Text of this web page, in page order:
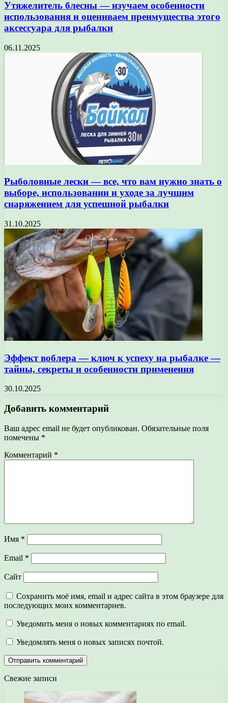
Утяжелитель блесны — изучаем особенности
использования и оцениваем преимущества этого
аксессуара для рыбалки
06.11.2025
Рыболовные лески — все, что вам нужно знать о
выборе, использовании и уходе за лучшим
снаряжением для успешной рыбалки
31.10.2025
Эффект воблера — ключ к успеху на рыбалке —
тайны, секреты и особенности применения
30.10.2025
Добавить комментарий
Ваш адрес email не будет опубликован. Обязательные поля
помечены *
Комментарий *
Имя *
Email *
Сайт
Сохранить моё имя, email и адрес сайта в этом браузере для
последующих моих комментариев.
Уведомить меня о новых комментариях по email.
Уведомлять меня о новых записях почтой.
Свежие записи